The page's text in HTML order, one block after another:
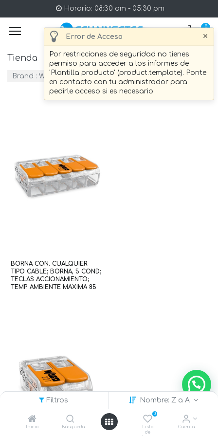
Error de Acceso ×
Por restricciones de seguridad no tienes
permiso para acceder a los informes de
'Plantilla producto' (product.template). Ponte
en contacto con tu administrador para
pedirle acceso si es necesario
Filtros Nombre: Z a A
Inicio Búsqueda
0
Lista
de
Cuenta
Horario: 08:30 am - 05:30 pm
0
Tienda 3 artículo Encontrado.
Brand : WAGO
BORNA CON. CUALQUIER
TIPO CABLE; BORNA, 5 COND;
TECLAS ACCIONAMIENTO;
TEMP. AMBIENTE MAXIMA 85